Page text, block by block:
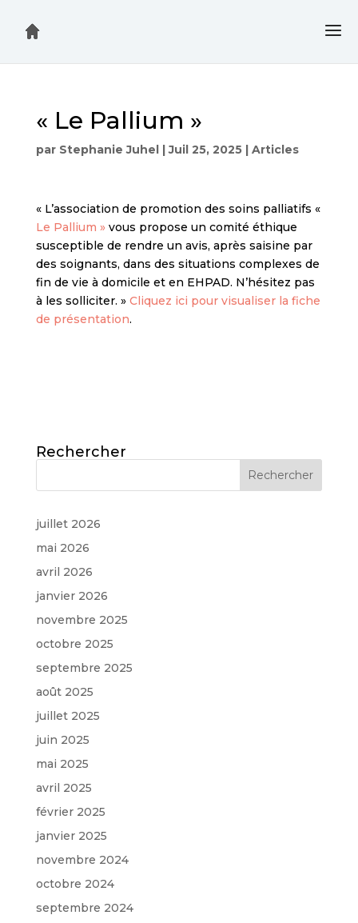
« Le Pallium »
par Stephanie Juhel|Juil 25, 2025| Articles
« L’association de promotion des soins palliatifs «
Le Pallium » vous propose un comité éthique
susceptible de rendre un avis, après saisine par
des soignants, dans des situations complexes de
fin de vie à domicile et en EHPAD. N’hésitez pas
à les solliciter. » Cliquez ici pour visualiser la fiche
de présentation.
Rechercher
juillet 2026
mai 2026
avril 2026
janvier 2026
novembre 2025
octobre 2025
septembre 2025
août 2025
juillet 2025
juin 2025
mai 2025
avril 2025
février 2025
janvier 2025
novembre 2024
octobre 2024
septembre 2024